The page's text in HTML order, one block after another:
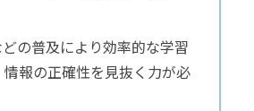
の普及により効率的な学習
情報の正確性を見抜く力が必